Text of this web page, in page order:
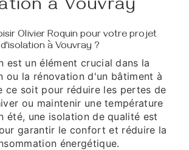
à Vouvray
Olivier Roquin pour votre projet
d'isolation à Vouvray ?
est un élément crucial dans la
ou la rénovation d'un bâtiment à
ce soit pour réduire les pertes de
ou maintenir une température
été, une isolation de qualité est
garantir le confort et réduire la
énergétique.